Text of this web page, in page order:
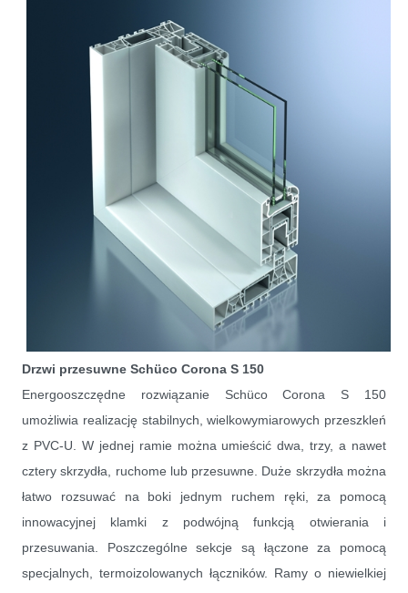
Drzwi przesuwne Schüco Corona S 150
Energooszczędne rozwiązanie Schüco Corona S 150
umożliwia realizację stabilnych, wielkowymiarowych przeszkleń
z PVC-U. W jednej ramie można umieścić dwa, trzy, a nawet
cztery skrzydła, ruchome lub przesuwne. Duże skrzydła można
łatwo rozsuwać na boki jednym ruchem ręki, za pomocą
innowacyjnej klamki z podwójną funkcją otwierania i
przesuwania. Poszczególne sekcje są łączone za pomocą
specjalnych, termoizolowanych łączników. Ramy o niewielkiej